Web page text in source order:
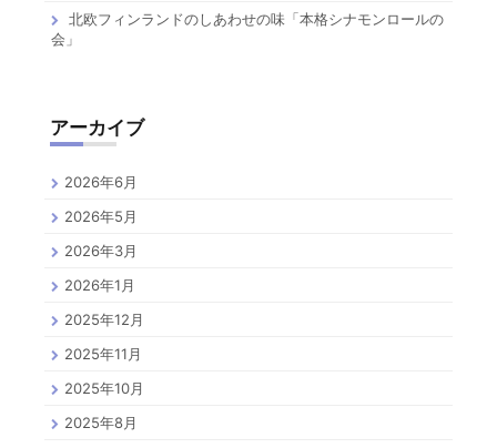
北欧フィンランドのしあわせの味「本格シナモンロールの
会」
アーカイブ
2026年6月
2026年5月
2026年3月
2026年1月
2025年12月
2025年11月
2025年10月
2025年8月